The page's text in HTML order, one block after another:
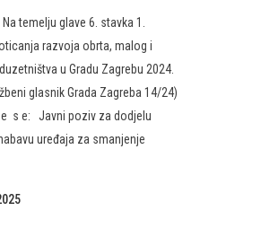
temelju glave 6. stavka 1.
razvoja obrta, malog i
u Gradu Zagrebu 2024.
glasnik Grada Zagreba 14/24)
e s e: Javni poziv za dodjelu
uređaja za smanjenje